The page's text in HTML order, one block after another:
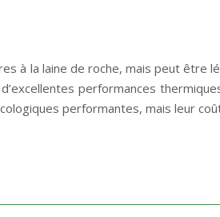
à la laine de roche, mais peut être
performances
performantes, mais leur